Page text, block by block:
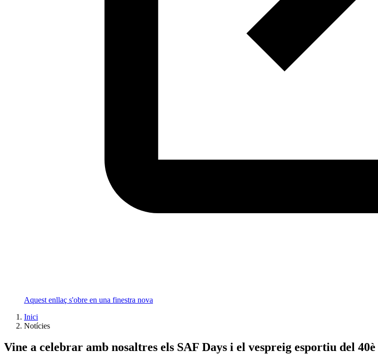
Aquest enllaç s'obre en una finestra nova
Inici
Notícies
Vine a celebrar amb nosaltres els SAF Days i el vespreig esportiu del